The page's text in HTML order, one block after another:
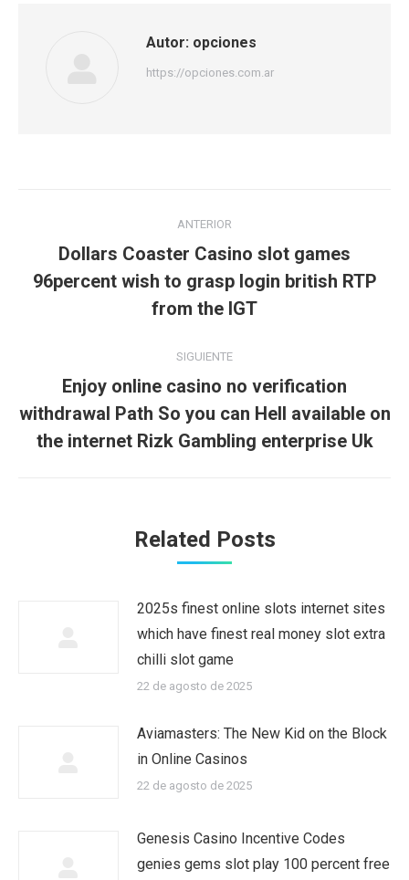
Autor: opciones
https://opciones.com.ar
entre
publicaciones
ANTERIOR
Publicación
anterior:
Dollars Coaster Casino slot games
96percent wish to grasp login british RTP
from the IGT
SIGUIENTE
Publicación
siguiente:
Enjoy online casino no verification
withdrawal Path So you can Hell available on
the internet Rizk Gambling enterprise Uk
Related Posts
2025s finest online slots internet sites
which have finest real money slot extra
chilli slot game
22 de agosto de 2025
Aviamasters: The New Kid on the Block
in Online Casinos
22 de agosto de 2025
Genesis Casino Incentive Codes
genies gems slot play 100 percent free